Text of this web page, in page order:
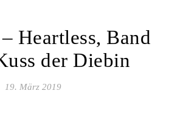
Heartless, Band
der Diebin
19. März 2019